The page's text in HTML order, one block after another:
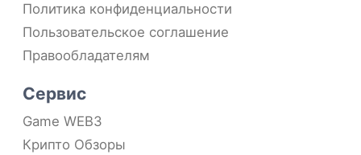
Политика конфиденциальности
Пользовательское соглашение
Правообладателям
Сервис
Game WEB3
Крипто Обзоры